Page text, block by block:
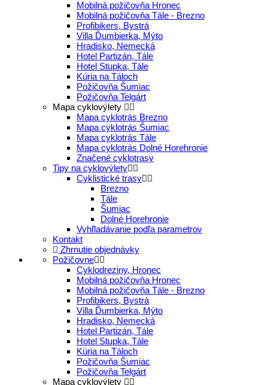
Mobilná požičovňa Hronec
Mobilná požičovňa Tále - Brezno
Profibikers, Bystrá
Villa Ďumbierka, Mýto
Hradisko, Nemecká
Hotel Partizán, Tále
Hotel Stupka, Tále
Kúria na Táloch
Požičovňa Šumiac
Požičovňa Telgárt
Mapa cyklovýlety
Mapa cyklotrás Brezno
Mapa cyklotrás Šumiac
Mapa cyklotrás Tále
Mapa cyklotrás Dolné Horehronie
Značené cyklotrasy
Tipy na cyklovýlety
Cyklistické trasy
Brezno
Tále
Šumiac
Dolné Horehronie
Vyhľladávanie podľa parametrov
Kontakt
Zhrnutie objednávky
Požičovne
Cyklodreziny, Hronec
Mobilná požičovňa Hronec
Mobilná požičovňa Tále - Brezno
Profibikers, Bystrá
Villa Ďumbierka, Mýto
Hradisko, Nemecká
Hotel Partizán, Tále
Hotel Stupka, Tále
Kúria na Táloch
Požičovňa Šumiac
Požičovňa Telgárt
Mapa cyklovýlety